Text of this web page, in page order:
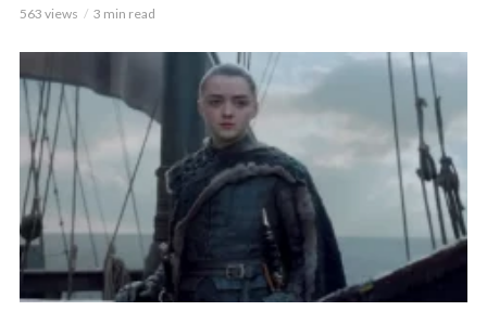
563 views 3 min read